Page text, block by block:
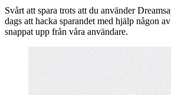
Svårt att spara trots att du använder
dags att hacka sparandet med hjälp någon
snappat upp från våra användare.